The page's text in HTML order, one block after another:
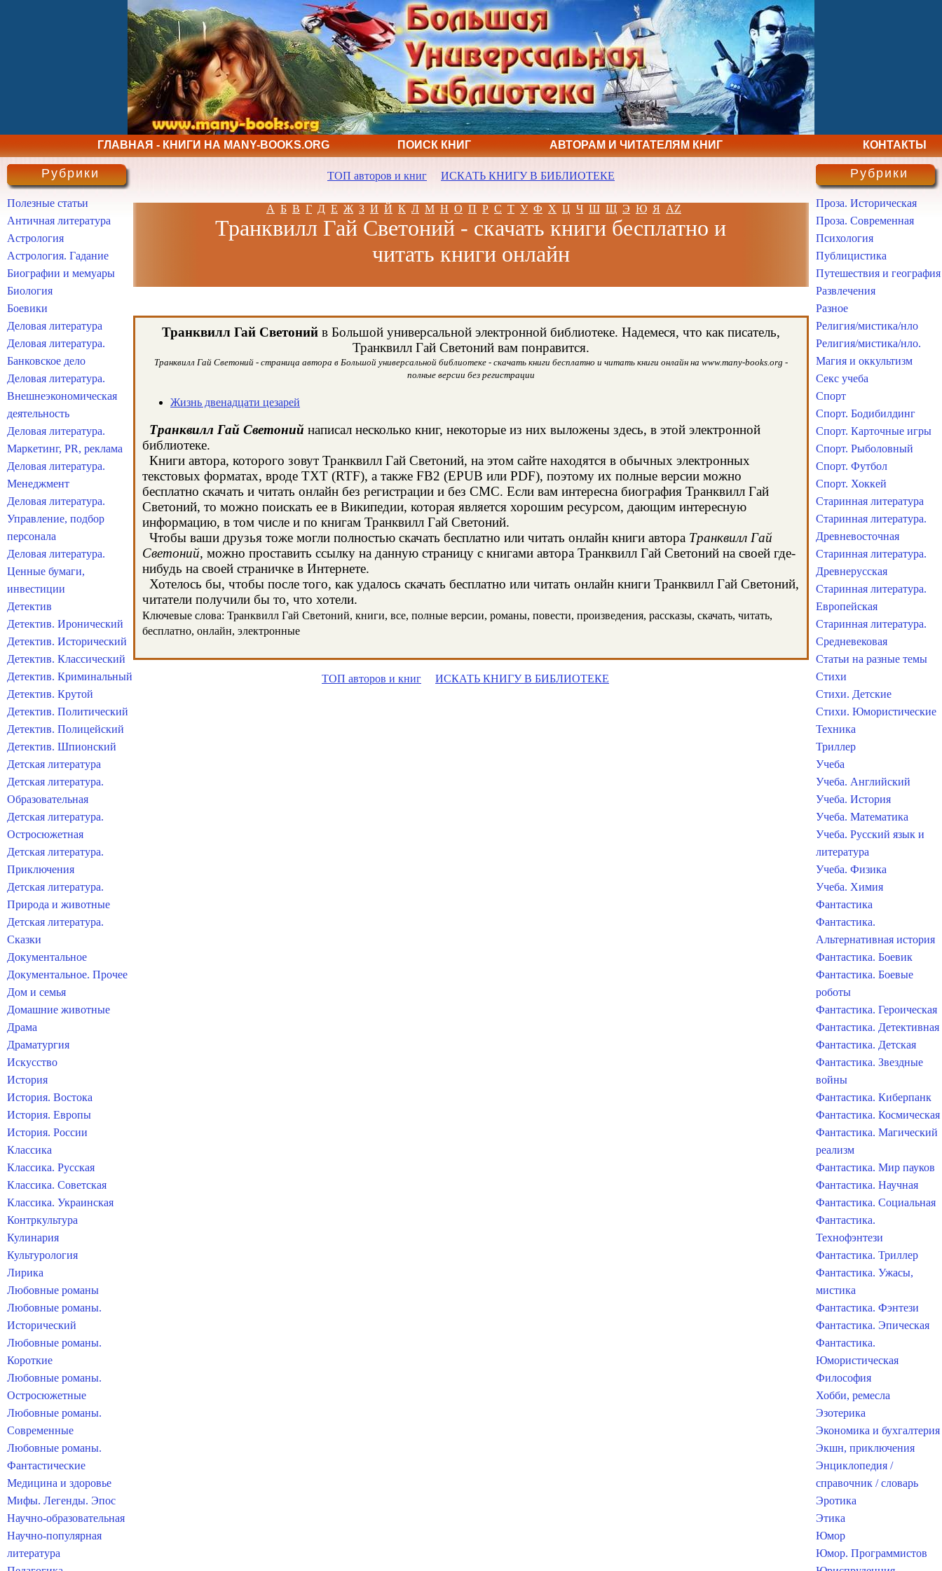
ГЛАВНАЯ - КНИГИ НА MANY-BOOKS.ORG ПОИСК КНИГ АВТОРАМ И ЧИТАТЕЛЯМ КНИГ КОНТАКТЫ
ТОП авторов и книг ИСКАТЬ КНИГУ В БИБЛИОТЕКЕ
А Б В Г Д Е Ж З И Й К Л М Н О П Р С Т У Ф Х Ц Ч Ш Щ Э Ю Я AZ
Транквилл Гай Светоний - скачать книги бесплатно и
читать книги онлайн
Транквилл Гай Светоний в Большой универсальной электронной библиотеке. Надемеся, что как писатель,
Транквилл Гай Светоний вам понравится.
Транквилл Гай Светоний - страница автора в Большой универсальной библиотеке - скачать книги бесплатно и читать книги онлайн на www.many-books.org -
полные версии без регистрации
Жизнь двенадцати цезарей
Транквилл Гай Светоний написал несколько книг, некоторые из них выложены здесь, в этой электронной
библиотеке.
Книги автора, которого зовут Транквилл Гай Светоний, на этом сайте находятся в обычных электронных
текстовых форматах, вроде TXT (RTF), а также FB2 (EPUB или PDF), поэтому их полные версии можно
бесплатно скачать и читать онлайн без регистрации и без СМС. Если вам интересна биография Транквилл Гай
Светоний, то можно поискать ее в Википедии, которая является хорошим ресурсом, дающим интересную
информацию, в том числе и по книгам Транквилл Гай Светоний.
Чтобы ваши друзья тоже могли полностью скачать бесплатно или читать онлайн книги автора Транквилл Гай
Светоний, можно проставить ссылку на данную страницу с книгами автора Транквилл Гай Светоний на своей где-
нибудь на своей страничке в Интернете.
Хотелось бы, чтобы после того, как удалось скачать бесплатно или читать онлайн книги Транквилл Гай Светоний,
читатели получили бы то, что хотели.
Ключевые слова: Транквилл Гай Светоний, книги, все, полные версии, романы, повести, произведения, рассказы, скачать, читать,
бесплатно, онлайн, электронные
ТОП авторов и книг ИСКАТЬ КНИГУ В БИБЛИОТЕКЕ
Рубрики
Полезные статьи
Античная литература
Астрология
Астрология. Гадание
Биографии и мемуары
Биология
Боевики
Деловая литература
Деловая литература.
Банковское дело
Деловая литература.
Внешнеэкономическая
деятельность
Деловая литература.
Маркетинг, PR, реклама
Деловая литература.
Менеджмент
Деловая литература.
Управление, подбор
персонала
Деловая литература.
Ценные бумаги,
инвестиции
Детектив
Детектив. Иронический
Детектив. Исторический
Детектив. Классический
Детектив. Криминальный
Детектив. Крутой
Детектив. Политический
Детектив. Полицейский
Детектив. Шпионский
Детская литература
Детская литература.
Образовательная
Детская литература.
Остросюжетная
Детская литература.
Приключения
Детская литература.
Природа и животные
Детская литература.
Сказки
Документальное
Документальное. Прочее
Дом и семья
Домашние животные
Драма
Драматургия
Искусство
История
История. Востока
История. Европы
История. России
Классика
Классика. Русская
Классика. Советская
Классика. Украинская
Контркультура
Кулинария
Культурология
Лирика
Любовные романы
Любовные романы.
Исторический
Любовные романы.
Короткие
Любовные романы.
Остросюжетные
Любовные романы.
Современные
Любовные романы.
Фантастические
Медицина и здоровье
Мифы. Легенды. Эпос
Научно-образовательная
Научно-популярная
литература
Рубрики
Проза. Историческая
Проза. Современная
Психология
Публицистика
Путешествия и география
Развлечения
Разное
Религия/мистика/нло
Религия/мистика/нло.
Магия и оккультизм
Секс учеба
Спорт
Спорт. Бодибилдинг
Спорт. Карточные игры
Спорт. Рыболовный
Спорт. Футбол
Спорт. Хоккей
Старинная литература
Старинная литература.
Древневосточная
Старинная литература.
Древнерусская
Старинная литература.
Европейская
Старинная литература.
Средневековая
Статьи на разные темы
Стихи
Стихи. Детские
Стихи. Юмористические
Техника
Триллер
Учеба
Учеба. Английский
Учеба. История
Учеба. Математика
Учеба. Русский язык и
литература
Учеба. Физика
Учеба. Химия
Фантастика
Фантастика.
Альтернативная история
Фантастика. Боевик
Фантастика. Боевые
роботы
Фантастика. Героическая
Фантастика. Детективная
Фантастика. Детская
Фантастика. Звездные
войны
Фантастика. Киберпанк
Фантастика. Космическая
Фантастика. Магический
реализм
Фантастика. Мир пауков
Фантастика. Научная
Фантастика. Социальная
Фантастика.
Технофэнтези
Фантастика. Триллер
Фантастика. Ужасы,
мистика
Фантастика. Фэнтези
Фантастика. Эпическая
Фантастика.
Юмористическая
Философия
Хобби, ремесла
Эзотерика
Экономика и бухгалтерия
Экшн, приключения
Энциклопедия /
справочник / словарь
Эротика
Этика
Юмор
Юмор. Программистов